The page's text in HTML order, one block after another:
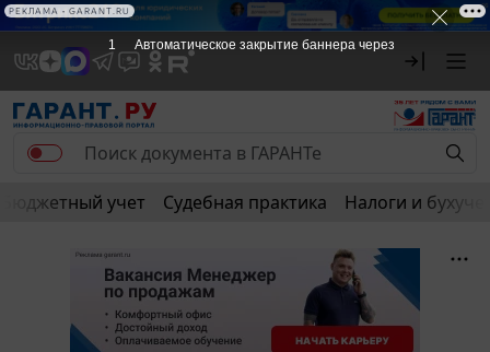
Бюджетный учет Судебная практика Налоги и
1 Автоматическое закрытие баннера через
РЕКЛАМА • GARANT.RU